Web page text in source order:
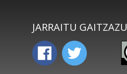
JARRAITU GAITZAZU